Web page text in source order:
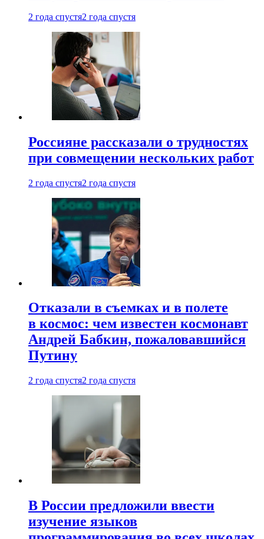
2 года спустя2 года спустя
Россияне рассказали о трудностях
при совмещении нескольких работ
2 года спустя2 года спустя
Отказали в съемках и в полете
в космос: чем известен космонавт
Андрей Бабкин, пожаловавшийся
Путину
2 года спустя2 года спустя
В России предложили ввести
изучение языков